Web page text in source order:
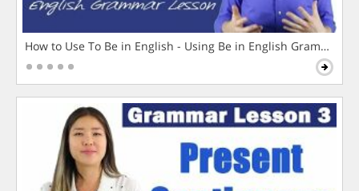
How to Use To Be in English - Using Be in English Grammar